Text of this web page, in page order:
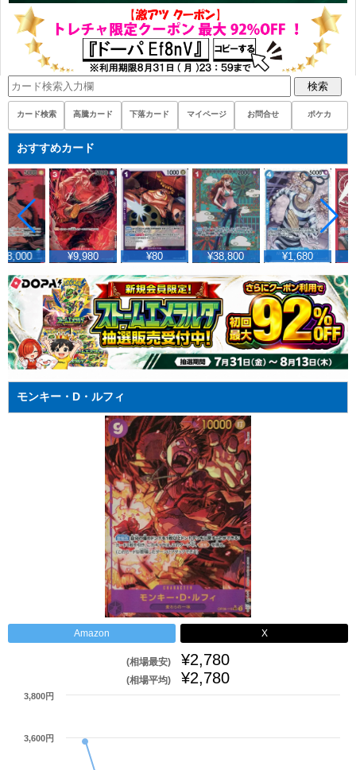
検索
カード検索 高騰カード 下落カード マイページ お問合せ ポケカ
おすすめカード
¥9,980 ¥80 ¥38,800 ¥1,680
モンキー・D・ルフィ
Amazon X
(相場最安) ¥2,780
(相場平均) ¥2,780
3,600円
3,800円